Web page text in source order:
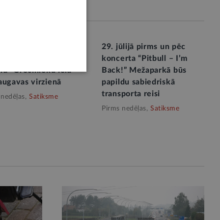
“Grēcinieku iela”
virzienā
Satiksme
29. jūlijā pirms un pēc
koncerta “Pitbull – I’m
Back!” Mežaparkā būs
papildu sabiedriskā
transporta reisi
Pirms nedēļas, Satiksme